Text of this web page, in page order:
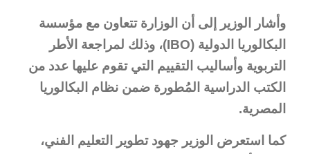
وأشار الوزير إلى أن الوزارة تتعاون مع مؤسسة
البكالوريا الدولية (IBO)، وذلك لمراجعة الأطر
التربوية وأساليب التقييم التي تقوم عليها عدد من
الكتب الدراسية المُطورة ضمن نظام البكالوريا
المصرية.
كما استعرض الوزير جهود تطوير التعليم الفني،